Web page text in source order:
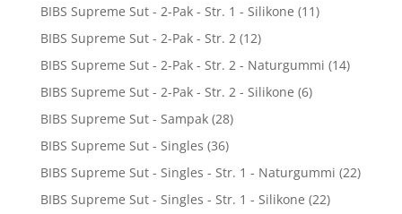
BIBS Supreme Sut - 2-Pak - Str. 1 - Silikone (11)
BIBS Supreme Sut - 2-Pak - Str. 2 (12)
BIBS Supreme Sut - 2-Pak - Str. 2 - Naturgummi (14)
BIBS Supreme Sut - 2-Pak - Str. 2 - Silikone (6)
BIBS Supreme Sut - Sampak (28)
BIBS Supreme Sut - Singles (36)
BIBS Supreme Sut - Singles - Str. 1 - Naturgummi (22)
BIBS Supreme Sut - Singles - Str. 1 - Silikone (22)